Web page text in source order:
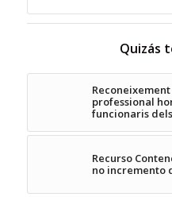
Quizás
professional
funcionaris
Recurso
no incremento